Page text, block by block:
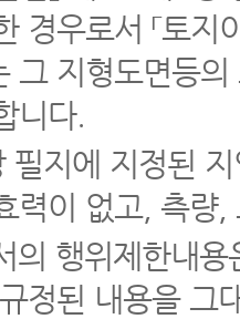
경우로서 「토
그 지형도면등
니다.
지에 지정된
력이 없고, 측량
의 행위제한내
정된 내용을 그